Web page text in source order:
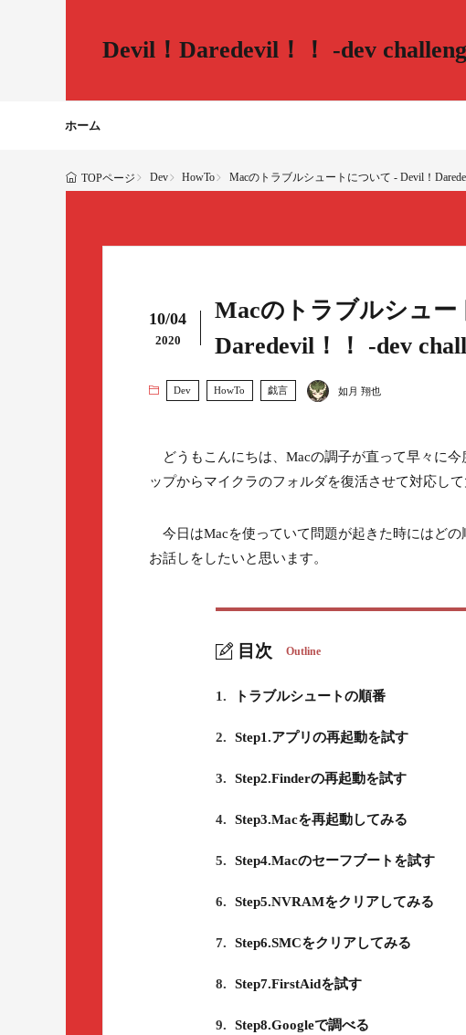
Devil！Daredevil！！ -dev
ホーム
TOPページ Dev HowTo Macのトラブルシュートについて - Devil！
10/04
2020
Macのトラブルシュー
Daredevil！！ -dev
Dev HowTo 戯言 如月 翔也
どうもこんにちは、Macの調子が直って早々に
ップからマイクラのフォルダを復活させて対応し
今日はMacを使っていて問題が起きた時にはど
お話しをしたいと思います。
目次 Outline
1. トラブルシュートの順番
2. Step1.アプリの再起動を試す
3. Step2.Finderの再起動を試す
4. Step3.Macを再起動してみる
5. Step4.Macのセーフブートを試す
6. Step5.NVRAMをクリアしてみる
7. Step6.SMCをクリアしてみる
8. Step7.FirstAidを試す
9. Step8.Googleで調べる